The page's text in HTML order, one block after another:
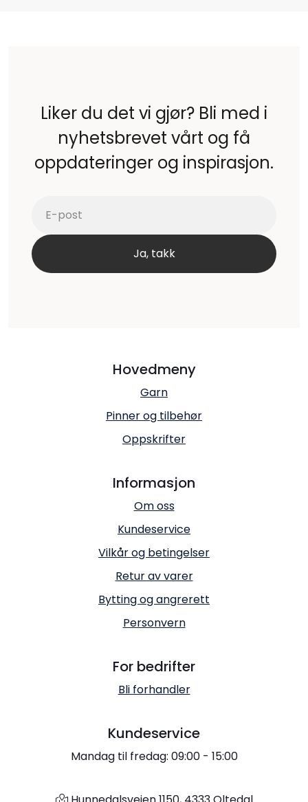
Liker du det vi gjør? Bli med i
nyhetsbrevet vårt og få
oppdateringer og inspirasjon.
Hovedmeny
Garn
Pinner og tilbehør
Oppskrifter
Informasjon
Om oss
Kundeservice
Vilkår og betingelser
Retur av varer
Bytting og angrerett
Personvern
For bedrifter
Bli forhandler
Kundeservice
Mandag til fredag: 09:00 - 15:00